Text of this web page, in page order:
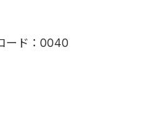
ード：0040